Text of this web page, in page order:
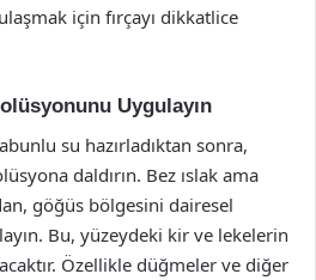
için fırçayı dikkatlice
Uygulayın
su hazırladıktan sonra,
daldırın. Bez ıslak ama
göğüs bölgesini dairesel
Bu, yüzeydeki kir ve lekelerin
Özellikle düğmeler ve diğer